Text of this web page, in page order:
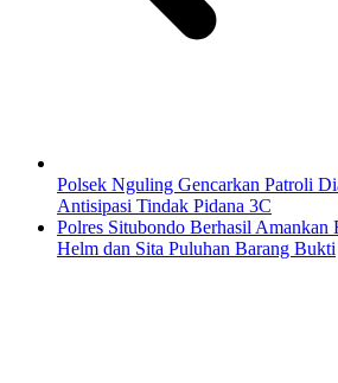
Polsek Nguling Gencarkan Patroli
Antisipasi Tindak Pidana 3C
Polres Situbondo Berhasil Amankan
Helm dan Sita Puluhan Barang Bukti